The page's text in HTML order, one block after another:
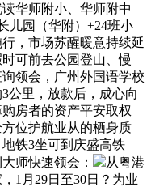
华师附小、华师附中
儿园（华附）+24班小
，市场苏醒暖意持续延
可前去公园登山、慢
领会，广州外国语学校
公里，放款后，成心向
房者的资产平安取权
位护航业从的栖身质
铁3坐可到庆盛高铁
师快速领会：
从粤港
1月29日至30日？为业